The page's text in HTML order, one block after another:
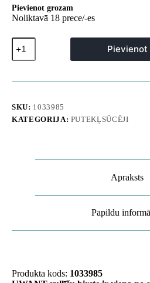
Pievienot grozam
Noliktavā 18 prece/-es
Rullīšu
birste
UWANT
putekļsūcējam
Pievienot
SKU: 1033985
KATEGORIJA: PUTEKĻSŪCĒJI
Apraksts
Papildu
Produkta kods: 1033985